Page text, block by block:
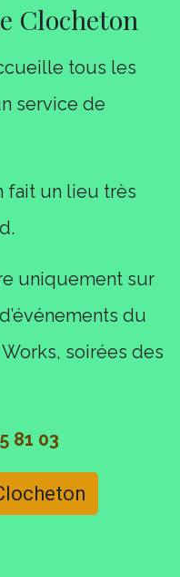
Clocheton
tous les
service de
fait un lieu très
uniquement sur
du
soirées des
81 03